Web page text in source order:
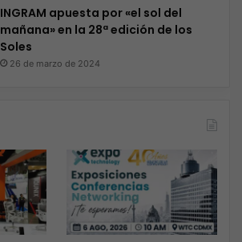
INGRAM apuesta por «el sol del
mañana» en la 28ª edición de los
Soles
26 de marzo de 2024